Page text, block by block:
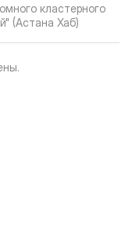
кластерного
(Астана Хаб)
.